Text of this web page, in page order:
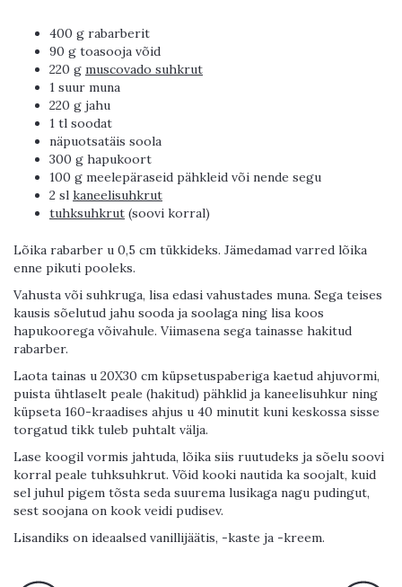
400 g rabarberit
90 g toasooja võid
220 g muscovado suhkrut
1 suur muna
220 g jahu
1 tl soodat
näpuotsatäis soola
300 g hapukoort
100 g meelepäraseid pähkleid või nende segu
2 sl kaneelisuhkrut
tuhksuhkrut (soovi korral)
Lõika rabarber u 0,5 cm tükkideks. Jämedamad varred lõika
enne pikuti pooleks.
Vahusta või suhkruga, lisa edasi vahustades muna. Sega teises
kausis sõelutud jahu sooda ja soolaga ning lisa koos
hapukoorega võivahule. Viimasena sega tainasse hakitud
rabarber.
Laota tainas u 20X30 cm küpsetuspaberiga kaetud ahjuvormi,
puista ühtlaselt peale (hakitud) pähklid ja kaneelisuhkur ning
küpseta 160-kraadises ahjus u 40 minutit kuni keskossa sisse
torgatud tikk tuleb puhtalt välja.
Lase koogil vormis jahtuda, lõika siis ruutudeks ja sõelu soovi
korral peale tuhksuhkrut. Võid kooki nautida ka soojalt, kuid
sel juhul pigem tõsta seda suurema lusikaga nagu pudingut,
sest soojana on kook veidi pudisev.
Lisandiks on ideaalsed vanillijäätis, -kaste ja -kreem.